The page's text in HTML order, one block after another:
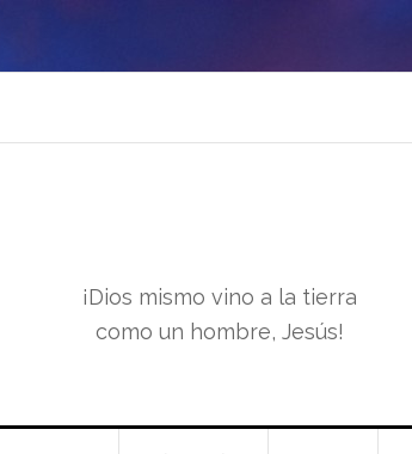
¡Dios mismo vino a la tierra
como un hombre, Jesús!